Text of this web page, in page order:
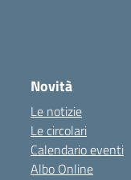
Novità
Le notizie
Le circolari
Calendario eventi
Albo Online